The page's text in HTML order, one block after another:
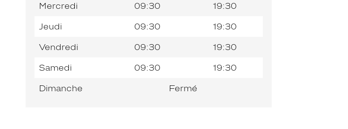
Mercredi 09:30 19:30
Jeudi 09:30 19:30
Vendredi 09:30 19:30
Samedi 09:30 19:30
Dimanche Fermé